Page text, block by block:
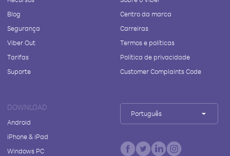
Blog
Segurança
Viber Out
Tarifas
Suporte
Centro da marca
Carreiras
Termos e políticas
Política de privacidade
Customer Complaints Code
DOWNLOAD
Android
iPhone & iPad
Windows PC
Português